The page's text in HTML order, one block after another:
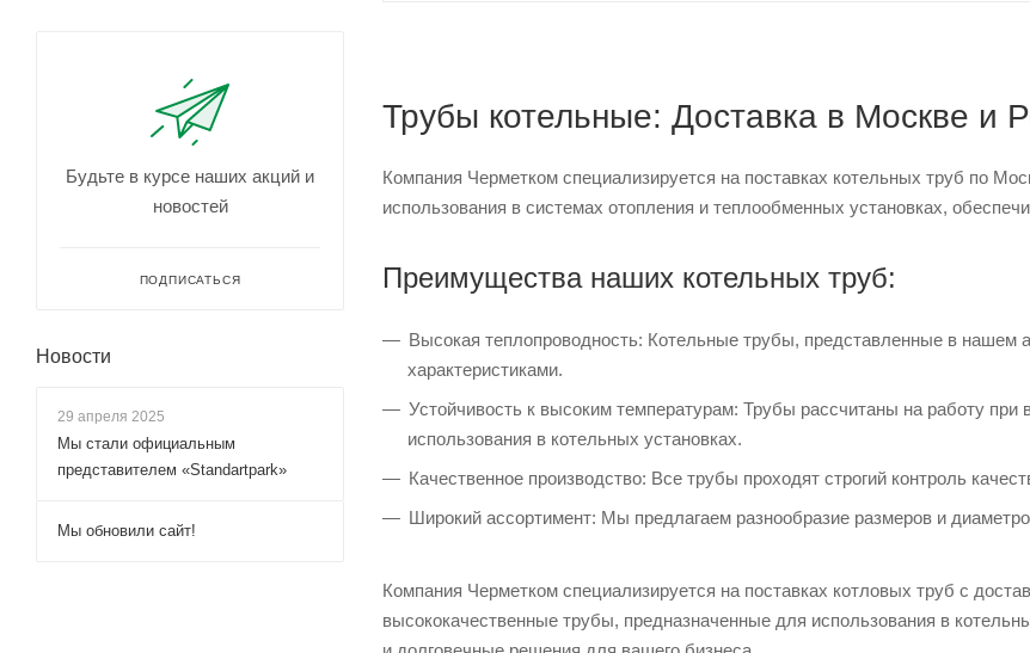
Трубы котельные: Доставка в Москве и
Компания Черметком специализируется на поставках котельных труб по
использования в системах отопления и теплообменных установках,
Преимущества наших котельных труб:
Высокая теплопроводность: Котельные трубы, представленные в
характеристиками.
Устойчивость к высоким температурам: Трубы рассчитаны на работу
использования в котельных установках.
Качественное производство: Все трубы проходят строгий контроль
Широкий ассортимент: Мы предлагаем разнообразие размеров и
Компания Черметком специализируется на поставках котловых труб с
высококачественные трубы, предназначенные для использования в
Будьте в курсе наших акций и
новостей
ПОДПИСАТЬСЯ
Новости
29 апреля 2025
Мы стали официальным
представителем «Standartpark»
Мы обновили сайт!